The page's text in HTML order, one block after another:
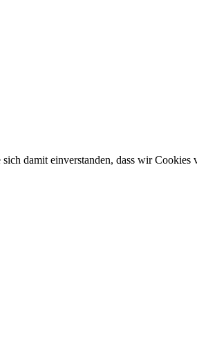
damit einverstanden, dass wir Cookies